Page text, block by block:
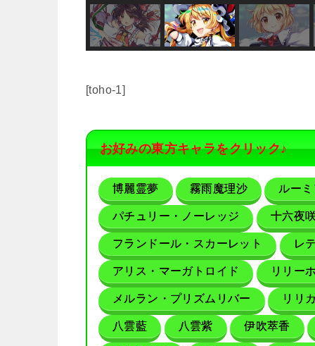
[toho-1]
お好みの東方キャラをクリック♪
博麗霊夢 霧雨魔理沙 ルー
パチュリー・ノーレッジ 十六夜
フランドール・スカーレット レ
アリス・マーガトロイド リリー
メルラン・プリズムリバー リリ
八雲藍 八雲紫 伊吹萃香